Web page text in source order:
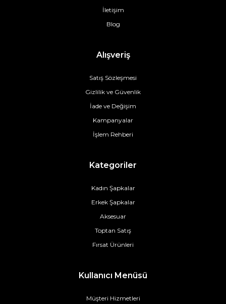
İletişim
Blog
Alışveriş
Satış Sözleşmesi
Gizlilik ve Güvenlik
İade ve Değişim
Kampanyalar
İşlem Rehberi
Kategoriler
Kadın Şapkalar
Erkek Şapkalar
Aksesuar
Toptan Satış
Fırsat Ürünleri
Kullanıcı Menüsü
Müşteri Hizmetleri